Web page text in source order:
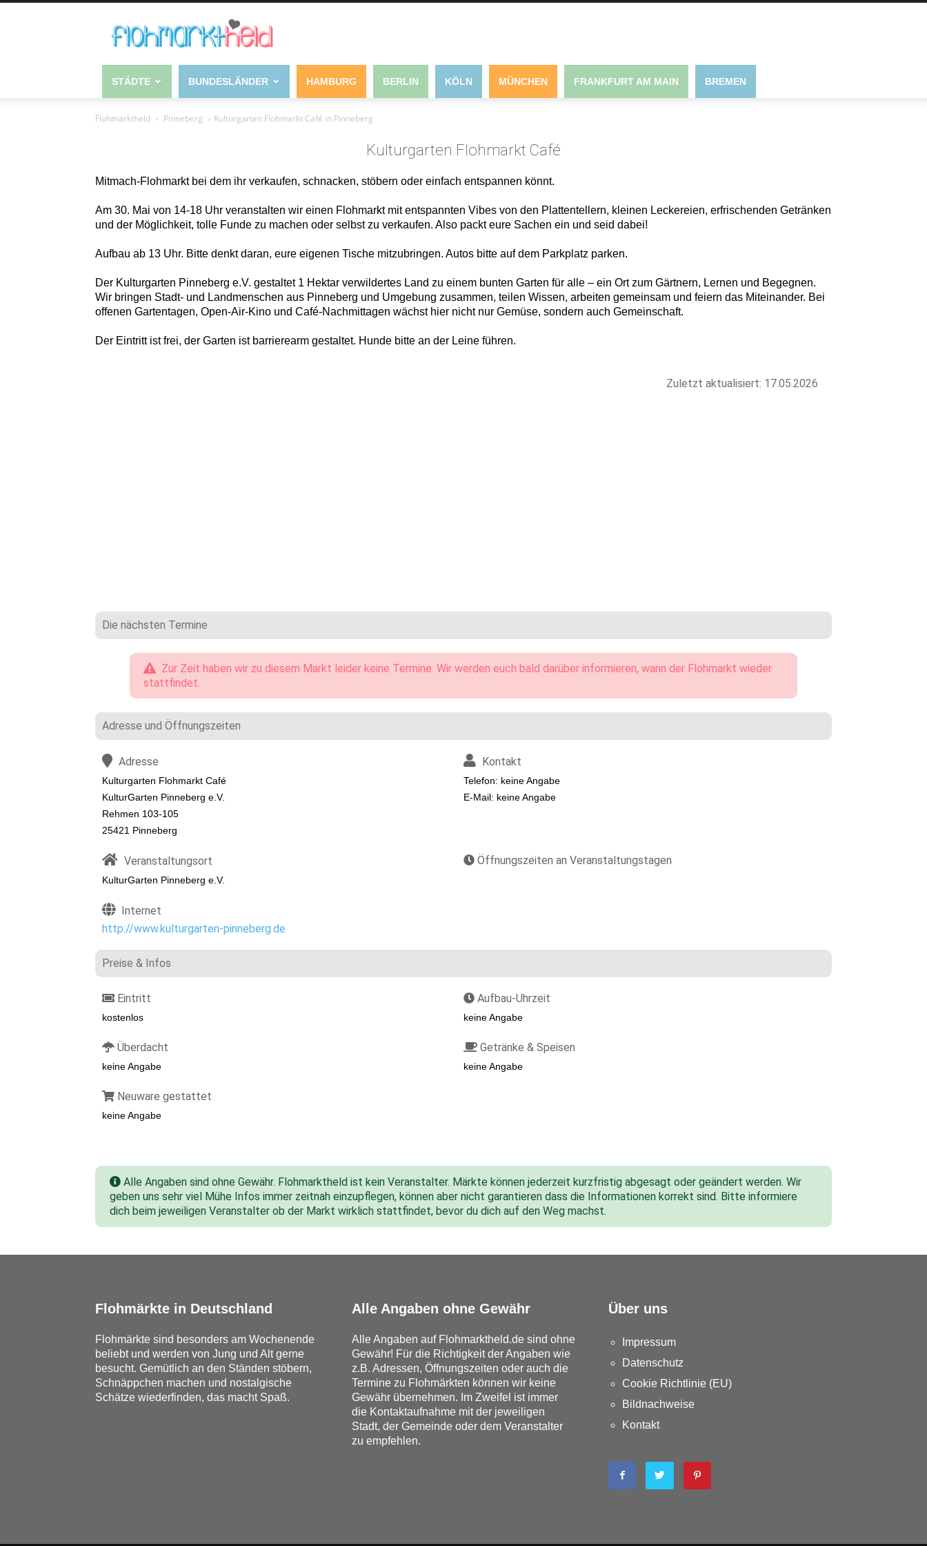
STÄDTE BUNDESLÄNDER HAMBURG BERLIN KÖLN MÜNCHEN FRANKFURT AM MAIN BREMEN
Flohmarktheld Pinneberg Kulturgarten Flohmarkt Café in Pinneberg
Kulturgarten Flohmarkt Café
Mitmach-Flohmarkt bei dem ihr verkaufen, schnacken, stöbern oder einfach entspannen könnt.
Am 30. Mai von 14-18 Uhr veranstalten wir einen Flohmarkt mit entspannten Vibes von den Plattentellern, kleinen Leckereien, erfrischenden Getränken
und der Möglichkeit, tolle Funde zu machen oder selbst zu verkaufen. Also packt eure Sachen ein und seid dabei!
Aufbau ab 13 Uhr. Bitte denkt daran, eure eigenen Tische mitzubringen. Autos bitte auf dem Parkplatz parken.
Der Kulturgarten Pinneberg e.V. gestaltet 1 Hektar verwildertes Land zu einem bunten Garten für alle – ein Ort zum Gärtnern, Lernen und Begegnen.
Wir bringen Stadt- und Landmenschen aus Pinneberg und Umgebung zusammen, teilen Wissen, arbeiten gemeinsam und feiern das Miteinander. Bei
offenen Gartentagen, Open-Air-Kino und Café-Nachmittagen wächst hier nicht nur Gemüse, sondern auch Gemeinschaft.
Der Eintritt ist frei, der Garten ist barrierearm gestaltet. Hunde bitte an der Leine führen.
Zuletzt aktualisiert: 17.05.2026
Die nächsten Termine
Zur Zeit haben wir zu diesem Markt leider keine Termine. Wir werden euch bald darüber informieren, wann der Flohmarkt wieder
stattfindet.
Adresse und Öffnungszeiten
Adresse
Kulturgarten Flohmarkt Café
KulturGarten Pinneberg e.V.
Rehmen 103-105
25421 Pinneberg
Kontakt
Telefon: keine Angabe
E-Mail: keine Angabe
Veranstaltungsort
KulturGarten Pinneberg e.V.
Öffnungszeiten an Veranstaltungstagen
Internet
http://www.kulturgarten-pinneberg.de
Preise & Infos
Eintritt
kostenlos
Aufbau-Uhrzeit
keine Angabe
Überdacht
keine Angabe
Getränke & Speisen
keine Angabe
Neuware gestattet
keine Angabe
Alle Angaben sind ohne Gewähr. Flohmarktheld ist kein Veranstalter. Märkte können jederzeit kurzfristig abgesagt oder geändert werden. Wir
geben uns sehr viel Mühe Infos immer zeitnah einzupflegen, können aber nicht garantieren dass die Informationen korrekt sind. Bitte informiere
dich beim jeweiligen Veranstalter ob der Markt wirklich stattfindet, bevor du dich auf den Weg machst.
Flohmärkte in Deutschland
Flohmärkte sind besonders am Wochenende
beliebt und werden von Jung und Alt gerne
besucht. Gemütlich an den Ständen stöbern,
Schnäppchen machen und nostalgische
Schätze wiederfinden, das macht Spaß.
Alle Angaben ohne Gewähr
Alle Angaben auf Flohmarktheld.de sind ohne
Gewähr! Für die Richtigkeit der Angaben wie
z.B. Adressen, Öffnungszeiten oder auch die
Termine zu Flohmärkten können wir keine
Gewähr übernehmen. Im Zweifel ist immer
die Kontaktaufnahme mit der jeweiligen
Stadt, der Gemeinde oder dem Veranstalter
zu empfehlen.
Über uns
Impressum
Datenschutz
Cookie Richtlinie (EU)
Bildnachweise
Kontakt